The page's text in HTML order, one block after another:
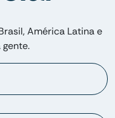
América Latina e
gente.